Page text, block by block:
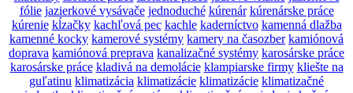
fólie jazierkové vysávače jednoduché kúrenár kúrenárske práce
kúrenie kĺzačky kachľová pec kachle kaderníctvo kamenná dlažba
kamenné kocky kamerové systémy kamery na časozber kamiónová
doprava kamiónová preprava kanalizačné systémy karosárske práce
karosárske práce kladivá na demolácie klampiarske firmy kliešte na
guľatinu klimatizácia klimatizácie klimatizácie klimatizačné